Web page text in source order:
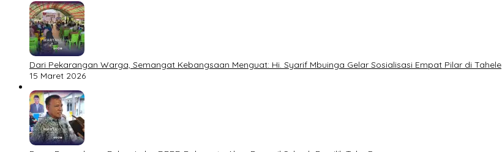
Dari Pekarangan Warga, Semangat Kebangsaan Menguat: Hi. Syarif Mbuinga Gelar Sosialisasi Empat Pilar di Tahele
15 Maret 2026